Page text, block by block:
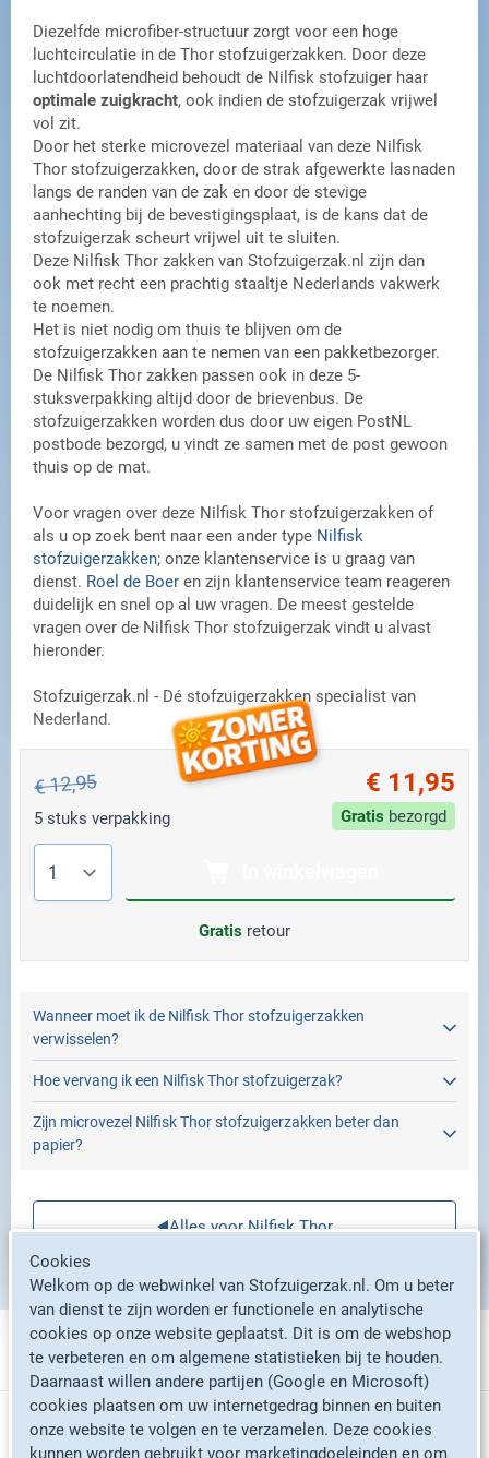
Cookies
Welkom op de webwinkel van Stofzuigerzak.nl. Om u beter
van dienst te zijn worden er functionele en analytische
cookies op onze website geplaatst. Dit is om de webshop
te verbeteren en om algemene statistieken bij te houden.
Daarnaast willen andere partijen (Google en Microsoft)
cookies plaatsen om uw internetgedrag binnen en buiten
onze website te volgen en te verzamelen. Deze cookies
kunnen worden gebruikt voor marketingdoeleinden en om
Diezelfde microfiber-structuur zorgt voor een hoge
luchtcirculatie in de Thor stofzuigerzakken. Door deze
luchtdoorlatendheid behoudt de Nilfisk stofzuiger haar
optimale zuigkracht, ook indien de stofzuigerzak vrijwel
vol zit.
Door het sterke microvezel materiaal van deze Nilfisk
Thor stofzuigerzakken, door de strak afgewerkte lasnaden
langs de randen van de zak en door de stevige
aanhechting bij de bevestigingsplaat, is de kans dat de
stofzuigerzak scheurt vrijwel uit te sluiten.
Deze Nilfisk Thor zakken van Stofzuigerzak.nl zijn dan
ook met recht een prachtig staaltje Nederlands vakwerk
te noemen.
Het is niet nodig om thuis te blijven om de
stofzuigerzakken aan te nemen van een pakketbezorger.
De Nilfisk Thor zakken passen ook in deze 5-
stuksverpakking altijd door de brievenbus. De
stofzuigerzakken worden dus door uw eigen PostNL
postbode bezorgd, u vindt ze samen met de post gewoon
thuis op de mat.
Voor vragen over deze Nilfisk Thor stofzuigerzakken of
als u op zoek bent naar een ander type Nilfisk
stofzuigerzakken; onze klantenservice is u graag van
dienst. Roel de Boer en zijn klantenservice team reageren
duidelijk en snel op al uw vragen. De meest gestelde
vragen over de Nilfisk Thor stofzuigerzak vindt u alvast
hieronder.
Stofzuigerzak.nl - Dé stofzuigerzakken specialist van
Nederland.
€ 12,95 € 11,95
5 stuks verpakking Gratis bezorgd
Gratis retour
Wanneer moet ik de Nilfisk Thor stofzuigerzakken
verwisselen?
Hoe vervang ik een Nilfisk Thor stofzuigerzak?
Zijn microvezel Nilfisk Thor stofzuigerzakken beter dan
papier?
Alles voor Nilfisk Thor
Stofzuigerzakken per merk
Philips stofzuigerzakken
Informatie